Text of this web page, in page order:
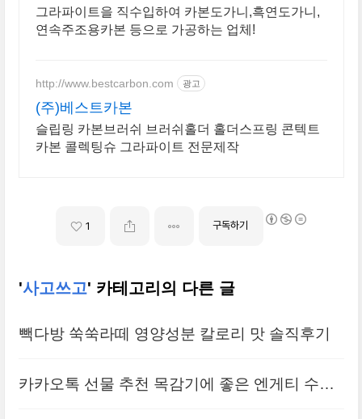
그라파이트을 직수입하여 카본도가니,흑연도가니,
연속주조용카본 등으로 가공하는 업체!
http://www.bestcarbon.com 광고
(주)베스트카본
슬립링 카본브러쉬 브러쉬홀더 홀더스프링 콘텍트
카본 콜렉팅슈 그라파이트 전문제작
1 구독하기
'사고쓰고' 카테고리의 다른 글
빽다방 쑥쑥라떼 영양성분 칼로리 맛 솔직후기
카카오톡 선물 추천 목감기에 좋은 엔게티 수제